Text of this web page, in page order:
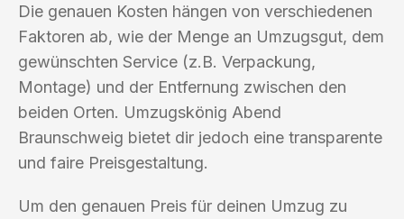
Die genauen Kosten hängen von verschiedenen
Faktoren ab, wie der Menge an Umzugsgut, dem
gewünschten Service (z.B. Verpackung,
Montage) und der Entfernung zwischen den
beiden Orten. Umzugskönig Abend
Braunschweig bietet dir jedoch eine transparente
und faire Preisgestaltung.
Um den genauen Preis für deinen Umzug zu